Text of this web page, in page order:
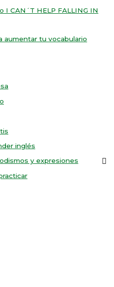
I CAN´T HELP FALLING IN
aumentar tu vocabulario
inglés
y expresiones